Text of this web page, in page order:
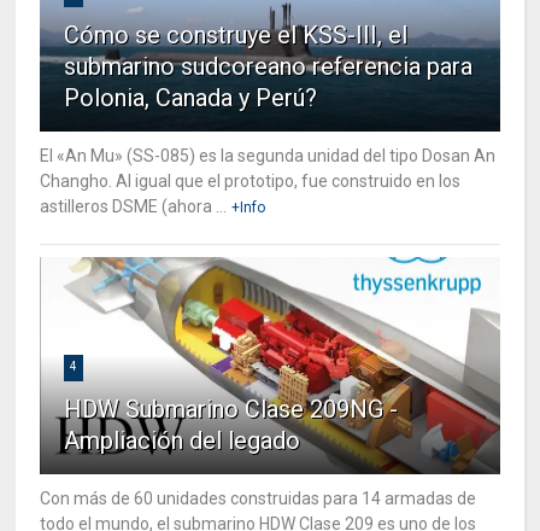
Cómo se construye el KSS-III, el
submarino sudcoreano referencia para
Polonia, Canada y Perú?
El «An Mu» (SS-085) es la segunda unidad del tipo Dosan An
Changho. Al igual que el prototipo, fue construido en los
astilleros DSME (ahora ...
+Info
4
HDW Submarino Clase 209NG -
Ampliación del legado
Con más de 60 unidades construidas para 14 armadas de
todo el mundo, el submarino HDW Clase 209 es uno de los